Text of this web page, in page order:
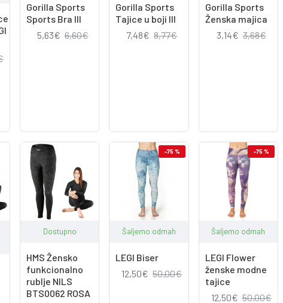
Gorilla Sports
Sports Bra III
5,63€ 6,60€
Gorilla Sports
Tajice u boji III
7,48€ 8,77€
Gorilla Sports
Ženska majica
3,14€ 3,68€
Dostupno
HMS Žensko
funkcionalno
rublje NILS
BTS0062 ROSA
-75 %
Šaljemo odmah
LEGI Biser
12,50€ 50,00€
-75 %
Šaljemo odmah
LEGI Flower
ženske modne
tajice
12,50€ 50,00€